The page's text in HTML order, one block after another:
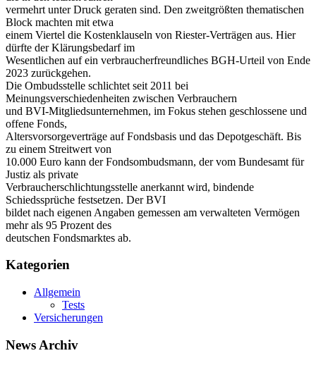
vermehrt unter Druck geraten sind. Den zweitgrößten thematischen
Block machten mit etwa
einem Viertel die Kostenklauseln von Riester-Verträgen aus. Hier
dürfte der Klärungsbedarf im
Wesentlichen auf ein verbraucherfreundliches BGH-Urteil von Ende
2023 zurückgehen.
Die Ombudsstelle schlichtet seit 2011 bei
Meinungsverschiedenheiten zwischen Verbrauchern
und BVI-Mitgliedsunternehmen, im Fokus stehen geschlossene und
offene Fonds,
Altersvorsorgeverträge auf Fondsbasis und das Depotgeschäft. Bis
zu einem Streitwert von
10.000 Euro kann der Fondsombudsmann, der vom Bundesamt für
Justiz als private
Verbraucherschlichtungsstelle anerkannt wird, bindende
Schiedssprüche festsetzen. Der BVI
bildet nach eigenen Angaben gemessen am verwalteten Vermögen
mehr als 95 Prozent des
deutschen Fondsmarktes ab.
Kategorien
Allgemein
Tests
Versicherungen
News Archiv